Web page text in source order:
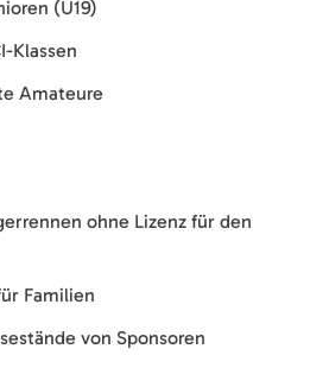
(U19)
Klassen
Amateure
ohne Lizenz für den
Familien
von Sponsoren